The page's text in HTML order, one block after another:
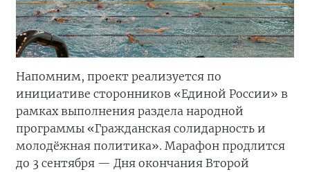
Напомним, проект реализуется по
инициативе сторонников «Единой России» в
рамках выполнения раздела народной
программы «Гражданская солидарность и
молодёжная политика». Марафон продлится
до 3 сентября — Дня окончания Второй